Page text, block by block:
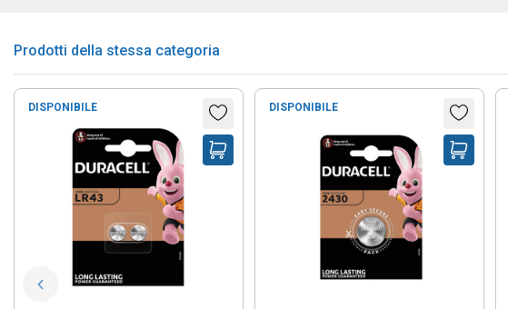
Prodotti della stessa categoria
DISPONIBILE DISPONIBILE